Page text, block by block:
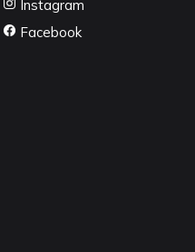
Instagram
Facebook